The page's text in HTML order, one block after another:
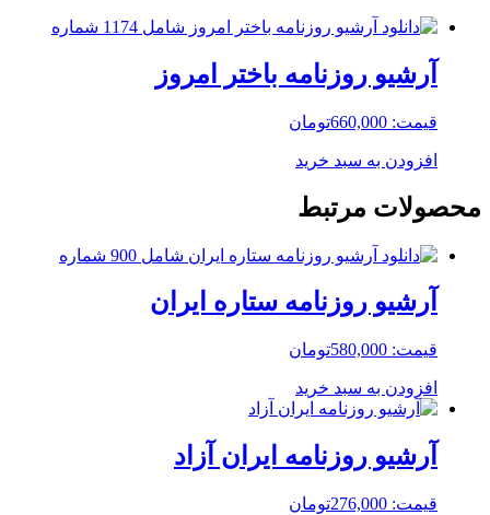
آرشیو روزنامه باختر امروز
قیمت: 660,000تومان
افزودن به سبد خرید
محصولات مرتبط
آرشیو روزنامه ستاره ایران
قیمت: 580,000تومان
افزودن به سبد خرید
آرشیو روزنامه ایران آزاد
قیمت: 276,000تومان